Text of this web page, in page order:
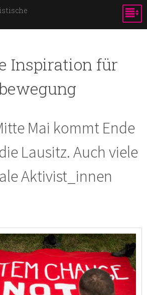
Skip to
Inspiration für
Mai kommt Ende
Lausitz. Auch viele
Aktivist_innen